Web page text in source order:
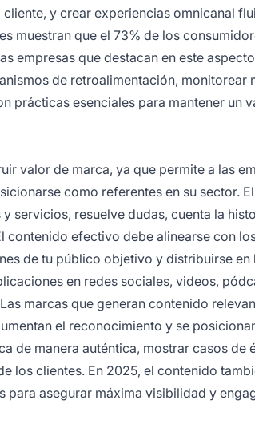
y crear experiencias omnicanal
muestran que el 73% de los
empresas que destacan en este
de retroalimentación, monitorear
prácticas esenciales para mantener un
valor de marca, ya que permite a las
como referentes en su sector.
servicios, resuelve dudas, cuenta la
contenido efectivo debe alinearse con
de tu público objetivo y distribuirse en
en redes sociales, videos,
marcas que generan contenido
el reconocimiento y se
de manera auténtica, mostrar casos de
los clientes. En 2025, el contenido
asegurar máxima visibilidad y